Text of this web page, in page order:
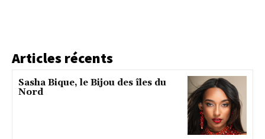
Articles récents
Sasha Bique, le Bijou des îles du
Nord